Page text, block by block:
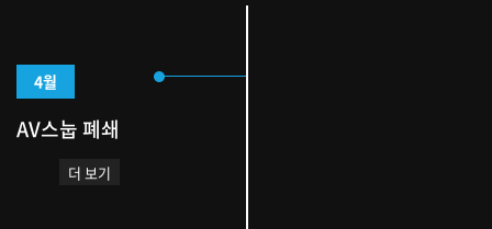
4월
AV스눕 폐쇄
더 보기